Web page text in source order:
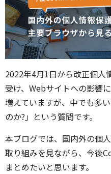
2022年4月1日から改正個人
受け、Webサイトへの影響
増えていますが、中でも多
のか?」という質問です。
本ブログでは、国内外の個
取り組みを見ながら、今後
まとめたいと思います。